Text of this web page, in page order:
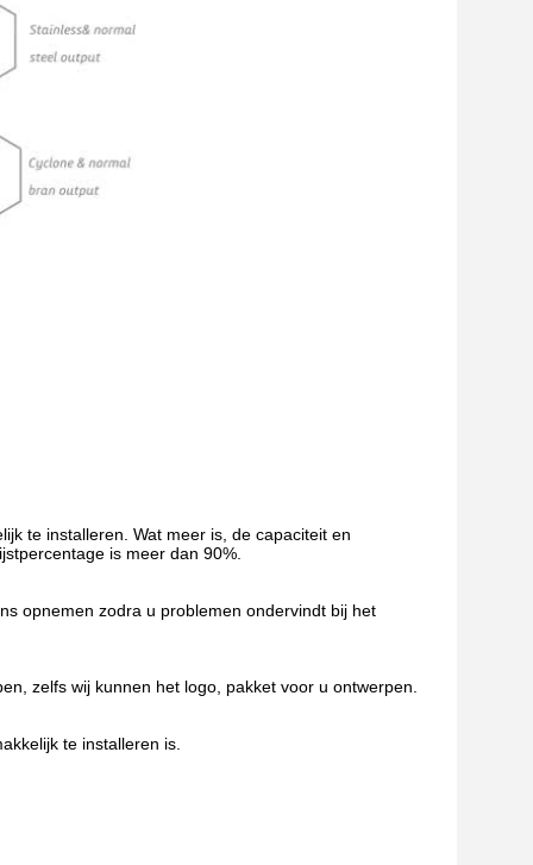
te installeren. Wat meer is, de capaciteit en
is meer dan 90%.
opnemen zodra u problemen ondervindt bij het
zelfs wij kunnen het logo, pakket voor u ontwerpen.
te installeren is.